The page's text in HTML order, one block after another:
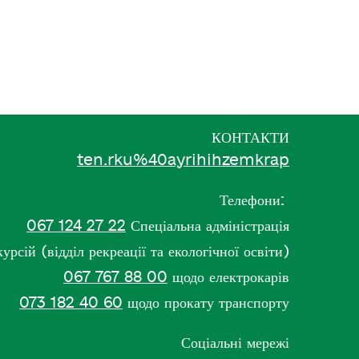
КОНТАКТИ
ten.rku%40ayrihihzemkrap
Телефони:
067 124 27 22 Спеціальна адміністрація
(відділ рекреації та екологічної освіти)
067 767 88 00 щодо електрокарів
073 182 40 60 щодо прокату транспорту
Соціальні мережі